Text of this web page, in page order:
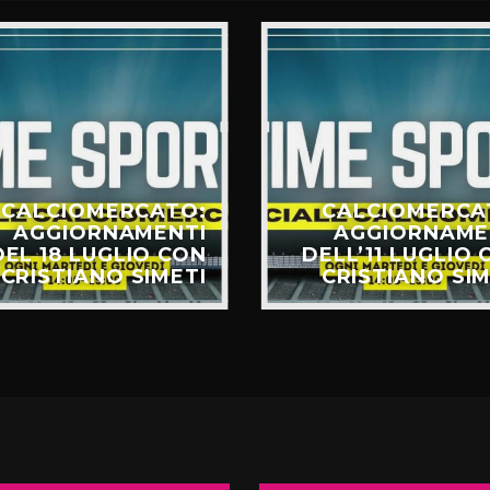
CALCIOMERCATO:
AGGIORNAMENTI
18 LUGLIO CON
CRISTIANO SIMETI
DELL’11 LUGLIO
CRISTIANO